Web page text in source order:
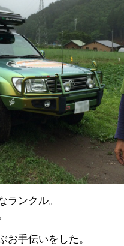
ランクル。
お手伝いをした。